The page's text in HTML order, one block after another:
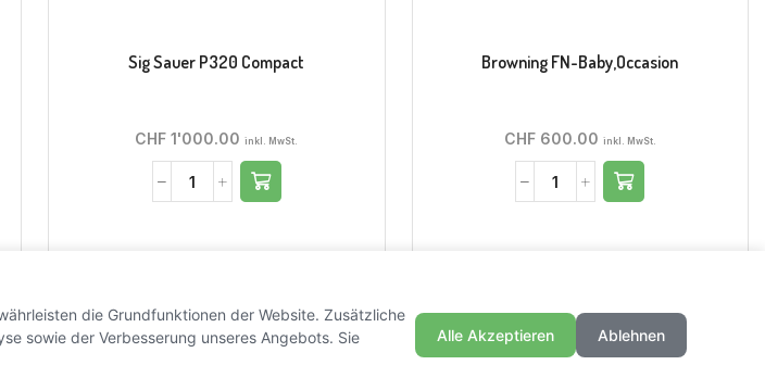
Sig Sauer P320 Compact
CHF 1'000.00 inkl. MwSt.
Browning FN-Baby,Occasion
CHF600.00 inkl. MwSt.
die Grundfunktionen der Website. Zusätzliche
sowie der Verbesserung unseres Angebots. Sie
Alle Akzeptieren Ablehnen